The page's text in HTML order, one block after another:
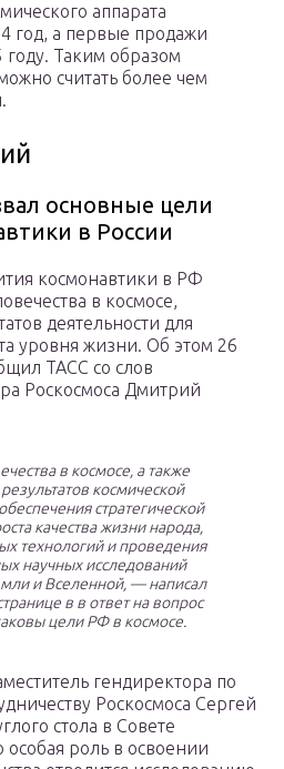
аппарата
год, а первые продажи
году. Таким образом
считать более чем
основные цели
в России
космонавтики в РФ
в космосе,
деятельности для
уровня жизни. Об этом 26
ТАСС со слов
Роскосмоса Дмитрий
в космосе, а также
космической
стратегической
качества жизни народа,
технологий и проведения
научных исследований
и Вселенной, — написал
в в ответ на вопрос
цели РФ в космосе.
гендиректора по
Роскосмоса Сергей
стола в Совете
роль в освоении